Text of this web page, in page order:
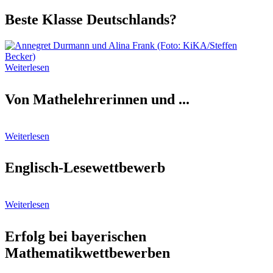
Beste Klasse Deutschlands?
Weiterlesen
Von Mathelehrerinnen und ...
Weiterlesen
Englisch-Lesewettbewerb
Weiterlesen
Erfolg bei bayerischen
Mathematikwettbewerben